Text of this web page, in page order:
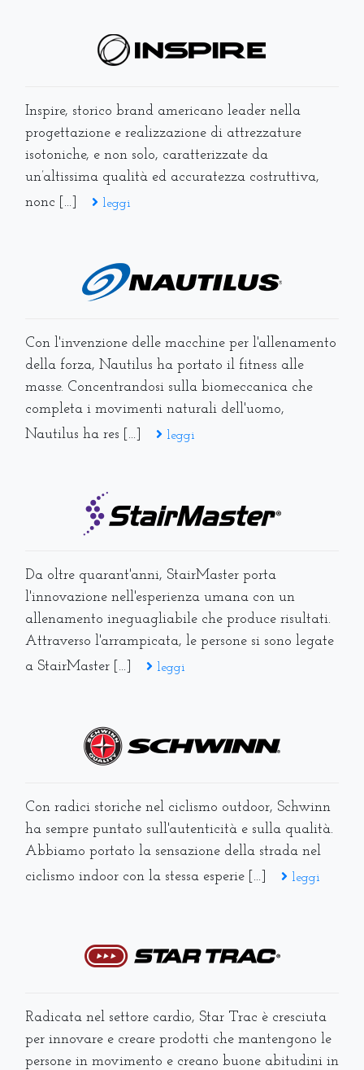
Inspire, storico brand americano leader nella
progettazione e realizzazione di attrezzature
isotoniche, e non solo, caratterizzate da
un’altissima qualità ed accuratezza costruttiva,
nonc [...]
leggi
Con l'invenzione delle macchine per l'allenamento
della forza, Nautilus ha portato il fitness alle
masse. Concentrandosi sulla biomeccanica che
completa i movimenti naturali dell'uomo,
Nautilus ha res [...]
leggi
Da oltre quarant'anni, StairMaster porta
l'innovazione nell'esperienza umana con un
allenamento ineguagliabile che produce risultati.
Attraverso l'arrampicata, le persone si sono legate
a StairMaster [...]
leggi
Con radici storiche nel ciclismo outdoor, Schwinn
ha sempre puntato sull'autenticità e sulla qualità.
Abbiamo portato la sensazione della strada nel
ciclismo indoor con la stessa esperie [...]
leggi
Radicata nel settore cardio, Star Trac è cresciuta
per innovare e creare prodotti che mantengono le
persone in movimento e creano buone abitudini in